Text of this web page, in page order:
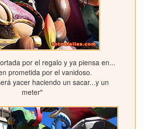
por el regalo y ya piensa en...
prometida por el vanidoso.
yacer haciendo un sacar...y un
meter"